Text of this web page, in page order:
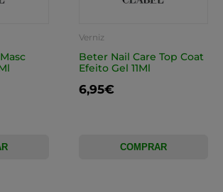
Verniz
Beter Nail Care Top Coat
Efeito Gel 11Ml
6,95€
COMPRAR